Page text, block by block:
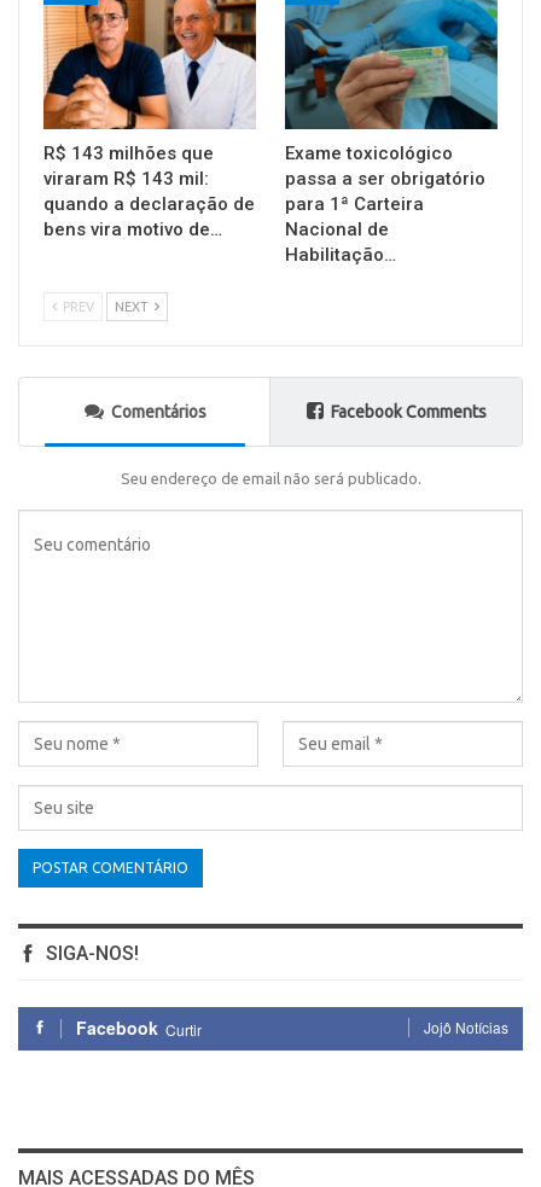
R$ 143 milhões que
viraram R$ 143 mil:
quando a declaração de
bens vira motivo de…
Exame toxicológico
passa a ser obrigatório
para 1ª Carteira
Nacional de
Habilitação…
PREV NEXT
Comentários Facebook Comments
Seu endereço de email não será publicado.
SIGA-NOS!
Facebook Curtir Jojô Notícias
MAIS ACESSADAS DO MÊS